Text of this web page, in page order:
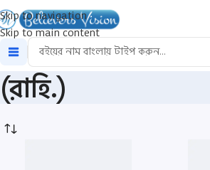
Skip to navigation
Skip to main content
শাইখ সালিহ আল
(রাহি.)